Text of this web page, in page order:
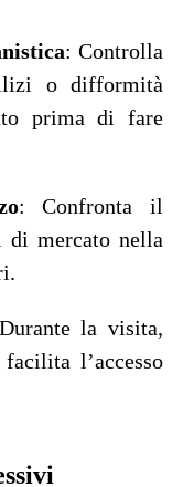
: Controlla
o difformità
prima di fare
: Confronta il
di mercato nella
la visita,
l’accesso